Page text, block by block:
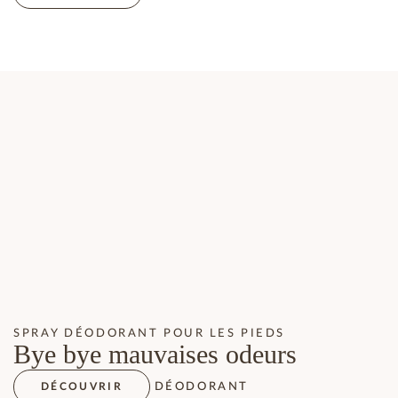
SPRAY DÉODORANT POUR LES PIEDS
Bye bye mauvaises odeurs
DÉCOUVRIR DÉODORANT